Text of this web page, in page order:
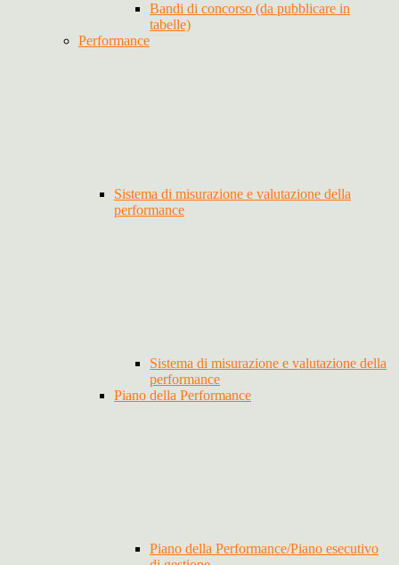
Bandi di concorso (da pubblicare in
tabelle)
Performance
Sistema di misurazione e valutazione della
performance
Sistema di misurazione e valutazione della
performance
Piano della Performance
Piano della Performance/Piano esecutivo